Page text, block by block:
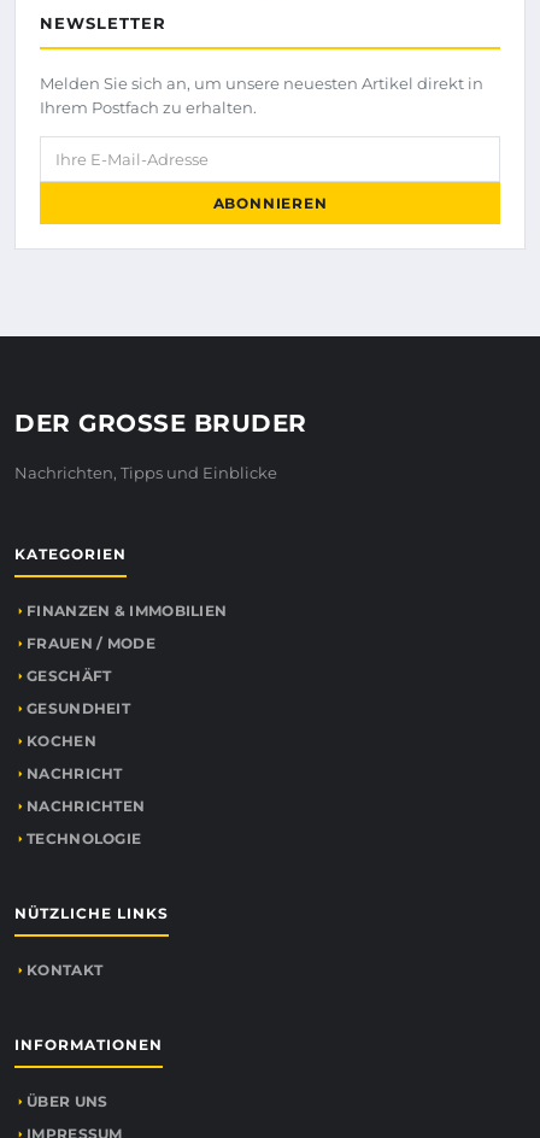
NEWSLETTER
Melden Sie sich an, um unsere neuesten Artikel direkt in
Ihrem Postfach zu erhalten.
Ihre E-Mail-Adresse
ABONNIEREN
DER GROSSE BRUDER
Nachrichten, Tipps und Einblicke
KATEGORIEN
FINANZEN & IMMOBILIEN
FRAUEN / MODE
GESCHÄFT
GESUNDHEIT
KOCHEN
NACHRICHT
NACHRICHTEN
TECHNOLOGIE
NÜTZLICHE LINKS
KONTAKT
INFORMATIONEN
ÜBER UNS
IMPRESSUM